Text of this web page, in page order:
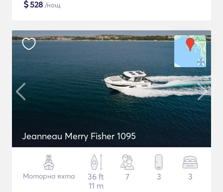
$528 /нощ
Jeanneau Merry Fisher 1095
Моторна яхта
36 ft
11 m
7 3 3